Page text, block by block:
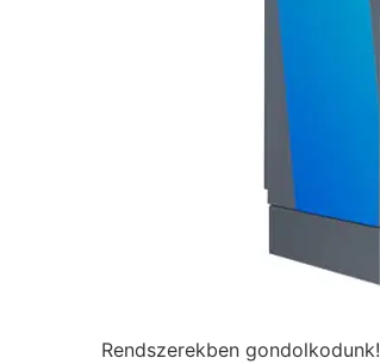
Rendszerekben gondolkodunk!